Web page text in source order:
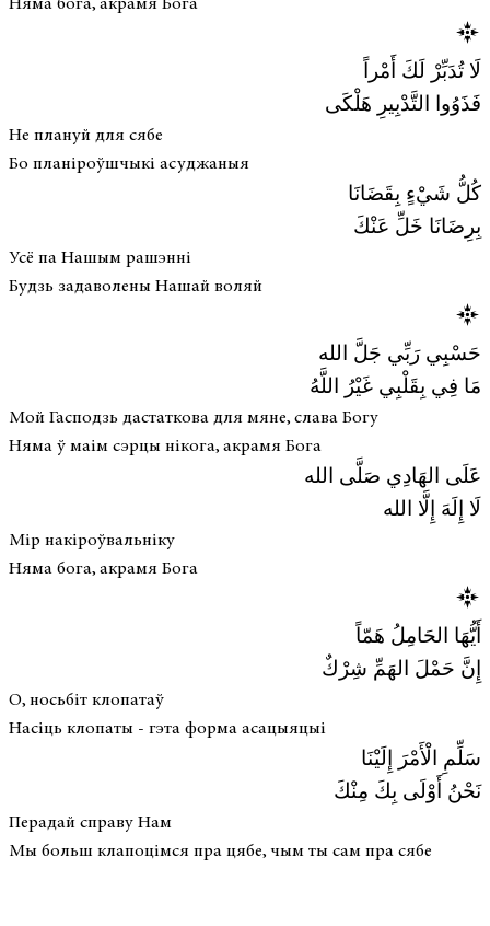
لَا تُدَبِّرْ لَكَ أَمْراً
فَذَوُوا التَّدْبِيرِ هَلْكَى
Не плануй для сябе
Бо планіроўшчыкі асуджаныя
كُلُّ شَيْءٍ بِقَضَانَا
بِرِضَانَا خَلِّ عَنْكَ
Усё па Нашым рашэнні
Будзь задаволены Нашай воляй
حَسْبِي رَبِّي جَلَّ الله
مَا فِي بِقَلْبِي غَيْرُ اللَّهُ
Мой Гасподзь дастаткова для мяне, слава Богу
Няма ў маім сэрцы нікога, акрамя Бога
عَلَى الهَادِي صَلَّى الله
لَا إِلَهَ إِلَّا الله
Мір накіроўвальніку
Няма бога, акрамя Бога
أَيُّهَا الحَامِلُ هَمّاً
إِنَّ حَمْلَ الهَمِّ شِرْكٌ
О, носьбіт клопатаў
Насіць клопаты - гэта форма асацыяцыі
سَلِّمِ الْأَمْرَ إِلَيْنَا
نَحْنُ أَوْلَى بِكَ مِنْكَ
Перадай справу Нам
Мы больш клапоцімся пра цябе, чым ты сам пра сябе